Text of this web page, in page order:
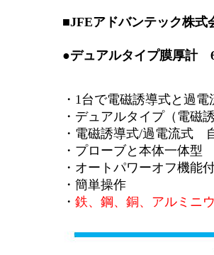
■JFEアドバンテック株
●デュアルタイプ膜厚計
・1台で電磁誘導式と過
・デュアルタイプ（電磁
・電磁誘導式/過電流式
・プローブと本体一体型
・オートパワーオフ機能
・簡単操作
・ 鉄、鋼、銅、アルミニ